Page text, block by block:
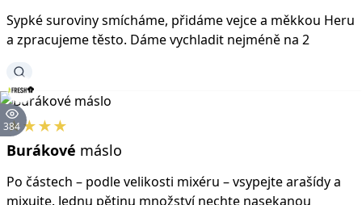
Sypké suroviny smícháme, přidáme vejce a měkkou Heru
a zpracujeme těsto. Dáme vychladit nejméně na 2
384
★★★★
Burákové máslo
Po částech – podle velikosti mixéru – vsypejte arašídy a
mixujte. Jednu pětinu množství nechte nasekanou